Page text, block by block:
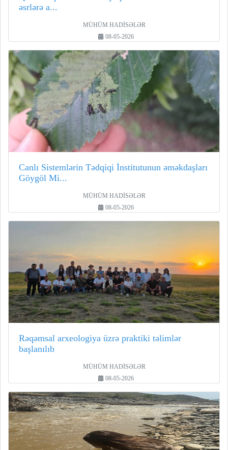
əsrlərə a...
MÜHÜM HADİSƏLƏR
08-05-2026
Canlı Sistemlərin Tədqiqi İnstitutunun əməkdaşları
Göygöl Mi...
MÜHÜM HADİSƏLƏR
08-05-2026
Rəqəmsal arxeologiya üzrə praktiki təlimlər
başlanılıb
MÜHÜM HADİSƏLƏR
08-05-2026